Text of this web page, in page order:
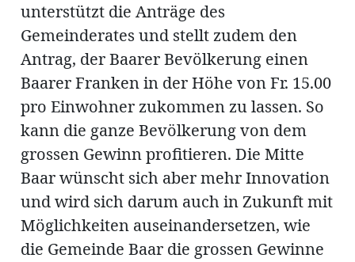
unterstützt die Anträge des
Gemeinderates und stellt zudem den
Antrag, der Baarer Bevölkerung einen
Baarer Franken in der Höhe von Fr. 15.00
pro Einwohner zukommen zu lassen. So
kann die ganze Bevölkerung von dem
grossen Gewinn profitieren. Die Mitte
Baar wünscht sich aber mehr Innovation
und wird sich darum auch in Zukunft mit
Möglichkeiten auseinandersetzen, wie
die Gemeinde Baar die grossen Gewinne